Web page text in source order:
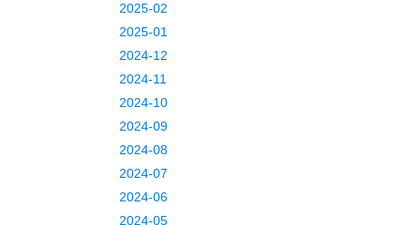
2025-02
2025-01
2024-12
2024-11
2024-10
2024-09
2024-08
2024-07
2024-06
2024-05